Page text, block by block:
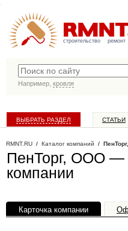
строительство ремонт
Например, кровля
ВЫБРАТЬ РАЗДЕЛ СТАТЬИ
RMNT.RU / Каталог компаний /
ПенТорг, ООО —
компании
Карточка компании